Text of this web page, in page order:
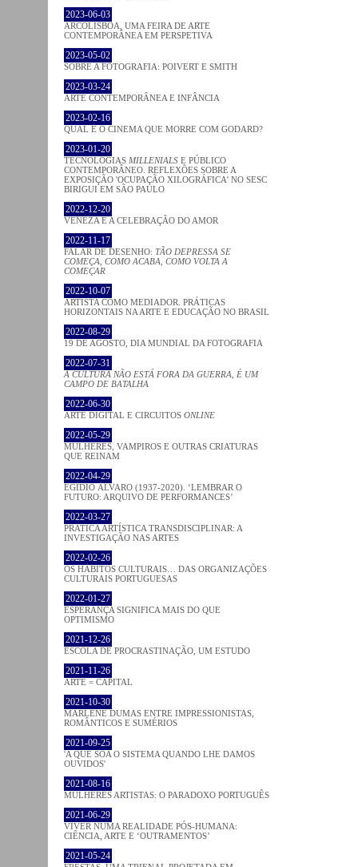
2023-06-03
ARCOLISBOA, UMA FEIRA DE ARTE
CONTEMPORÂNEA EM PERSPETIVA
2023-05-02
SOBRE A FOTOGRAFIA: POIVERT E SMITH
2023-03-24
ARTE CONTEMPORÂNEA E INFÂNCIA
2023-02-16
QUAL É O CINEMA QUE MORRE COM GODARD?
2023-01-20
TECNOLOGIAS MILLENIALS E PÚBLICO
CONTEMPORÂNEO. REFLEXÕES SOBRE A
EXPOSIÇÃO 'OCUPAÇÃO XILOGRÁFICA' NO SESC
BIRIGUI EM SÃO PAULO
2022-12-20
VENEZA E A CELEBRAÇÃO DO AMOR
2022-11-17
FALAR DE DESENHO: TÃO DEPRESSA SE
COMEÇA, COMO ACABA, COMO VOLTA A
COMEÇAR
2022-10-07
ARTISTA COMO MEDIADOR. PRÁTICAS
HORIZONTAIS NA ARTE E EDUCAÇÃO NO BRASIL
2022-08-29
19 DE AGOSTO, DIA MUNDIAL DA FOTOGRAFIA
2022-07-31
A CULTURA NÃO ESTÁ FORA DA GUERRA, É UM
CAMPO DE BATALHA
2022-06-30
ARTE DIGITAL E CIRCUITOS ONLINE
2022-05-29
MULHERES, VAMPIROS E OUTRAS CRIATURAS
QUE REINAM
2022-04-29
EGÍDIO ÁLVARO (1937-2020). ‘LEMBRAR O
FUTURO: ARQUIVO DE PERFORMANCES’
2022-03-27
PRATICA ARTÍSTICA TRANSDISCIPLINAR: A
INVESTIGAÇÃO NAS ARTES
2022-02-26
OS HÁBITOS CULTURAIS… DAS ORGANIZAÇÕES
CULTURAIS PORTUGUESAS
2022-01-27
ESPERANÇA SIGNIFICA MAIS DO QUE
OPTIMISMO
2021-12-26
ESCOLA DE PROCRASTINAÇÃO, UM ESTUDO
2021-11-26
ARTE = CAPITAL
2021-10-30
MARLENE DUMAS ENTRE IMPRESSIONISTAS,
ROMÂNTICOS E SUMÉRIOS
2021-09-25
'A QUE SOA O SISTEMA QUANDO LHE DAMOS
OUVIDOS'
2021-08-16
MULHERES ARTISTAS: O PARADOXO PORTUGUÊS
2021-06-29
VIVER NUMA REALIDADE PÓS-HUMANA:
CIÊNCIA, ARTE E ‘OUTRAMENTOS’
2021-05-24